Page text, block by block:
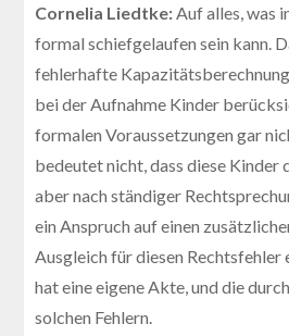
Cornelia Liedtke:Auf alles, was
formal schiefgelaufen sein kann.
fehlerhafte
bei der Aufnahme Kinder
formalen Voraussetzungen gar
bedeutet nicht, dass diese Kinder
aber nach ständiger
ein Anspruch auf einen
Ausgleich für diesen Rechtsfehler
hat eine eigene Akte, und die
solchen Fehlern.